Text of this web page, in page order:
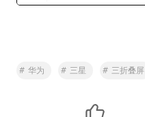
# 华为 # 三星 # 三折叠屏